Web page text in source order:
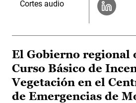
Cortes audio
El Gobierno regional
Curso Básico de
Vegetación en el
de Emergencias de